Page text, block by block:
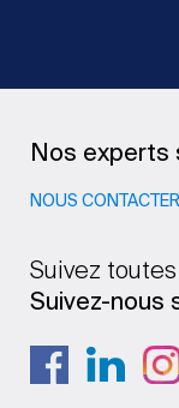
Nos experts
NOUS CONTACTER
Suivez
Suivez-nous